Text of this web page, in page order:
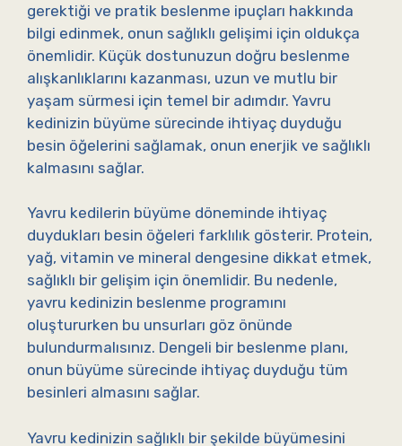
gerektiği ve pratik beslenme ipuçları hakkında
bilgi edinmek, onun sağlıklı gelişimi için oldukça
önemlidir. Küçük dostunuzun doğru beslenme
alışkanlıklarını kazanması, uzun ve mutlu bir
yaşam sürmesi için temel bir adımdır. Yavru
kedinizin büyüme sürecinde ihtiyaç duyduğu
besin öğelerini sağlamak, onun enerjik ve sağlıklı
kalmasını sağlar.
Yavru kedilerin büyüme döneminde ihtiyaç
duydukları besin öğeleri farklılık gösterir. Protein,
yağ, vitamin ve mineral dengesine dikkat etmek,
sağlıklı bir gelişim için önemlidir. Bu nedenle,
yavru kedinizin beslenme programını
oluştururken bu unsurları göz önünde
bulundurmalısınız. Dengeli bir beslenme planı,
onun büyüme sürecinde ihtiyaç duyduğu tüm
besinleri almasını sağlar.
Yavru kedinizin sağlıklı bir şekilde büyümesini